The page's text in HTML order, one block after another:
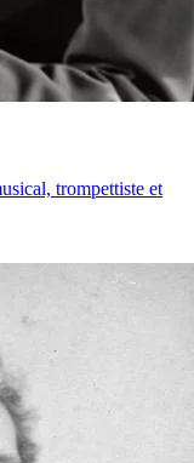
trompettiste et